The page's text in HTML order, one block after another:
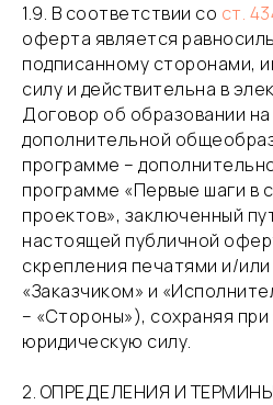
​1.9. В соответствии со ст.
оферта является
подписанному сторонами,
силу и действительна в
Договор об образовании
дополнительной
программе –
программе «Первые шаги в
проектов», заключенный
настоящей публичной
скрепления печатями и/
«Заказчиком» и
– «Стороны»), сохраняя
юридическую силу.
2. ОПРЕДЕЛЕНИЯ И ТЕРМИНЫ